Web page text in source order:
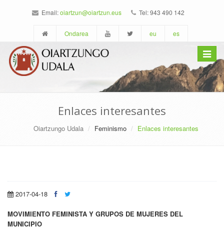
Email:oiartzun@oiartzun.eus Tel: 943 490 142
Ondarea eu es
Toggle
Enlaces interesantes
Oiartzungo Udala Feminismo Enlaces interesantes
2017-04-18
MOVIMIENTO FEMINISTA Y GRUPOS DE MUJERES DEL
MUNICIPIO